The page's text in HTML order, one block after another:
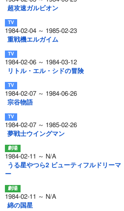
超攻速ガルビオン
1984-02-04 ～ 1985-02-23
重戦機エルガイム
1984-02-06 ～ 1984-03-12
リトル・エル・シドの冒険
1984-02-07 ～ 1984-06-26
宗谷物語
1984-02-07 ～ 1985-02-26
夢戦士ウイングマン
1984-02-11 ～ N/A
うる星やつら2 ビューティフルドリーマ
ー
1984-02-11 ～ N/A
綿の国星